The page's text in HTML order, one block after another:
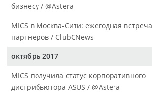
бизнесу / @Astera
MICS в Москва-Сити: ежегодная встреча
партнеров / ClubCNews
октябрь 2017
MICS получила статус корпоративного
дистрибьютора ASUS / @Astera